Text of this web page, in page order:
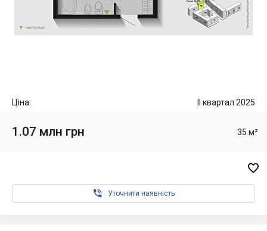
Ціна: II квартал 2025
1.07 млн грн 35 м²

 Уточнити наявність